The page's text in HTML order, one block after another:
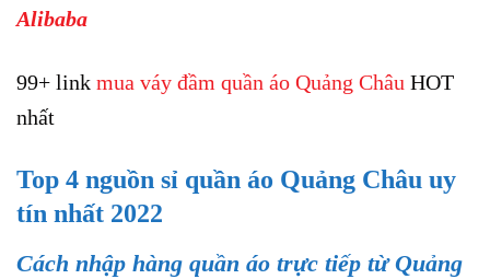
Alibaba
99+ link mua váy đầm quần áo Quảng Châu HOT
nhất
Top 4 nguồn sỉ quần áo Quảng Châu uy
tín nhất 2022
Cách nhập hàng quần áo trực tiếp từ Quảng